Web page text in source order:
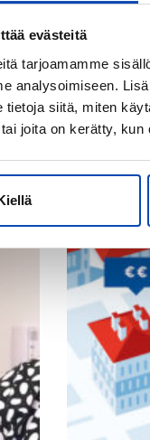
evästeitä
tarjoamamme
analysoimiseen.
tietoja siitä, miten
joita on kerätty,
REMAX